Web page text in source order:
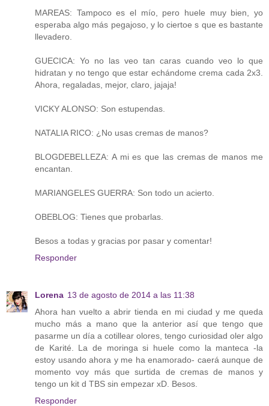
MAREAS: Tampoco es el mío, pero huele muy bien, yo
esperaba algo más pegajoso, y lo ciertoe s que es bastante
llevadero.
GUECICA: Yo no las veo tan caras cuando veo lo que
hidratan y no tengo que estar echándome crema cada 2x3.
Ahora, regaladas, mejor, claro, jajaja!
VICKY ALONSO: Son estupendas.
NATALIA RICO: ¿No usas cremas de manos?
BLOGDEBELLEZA: A mi es que las cremas de manos me
encantan.
MARIANGELES GUERRA: Son todo un acierto.
OBEBLOG: Tienes que probarlas.
Besos a todas y gracias por pasar y comentar!
Responder
Lorena 13 de agosto de 2014 a las 11:38
Ahora han vuelto a abrir tienda en mi ciudad y me queda
mucho más a mano que la anterior así que tengo que
pasarme un día a cotillear olores, tengo curiosidad oler algo
de Karité. La de moringa si huele como la manteca -la
estoy usando ahora y me ha enamorado- caerá aunque de
momento voy más que surtida de cremas de manos y
tengo un kit d TBS sin empezar xD. Besos.
Responder